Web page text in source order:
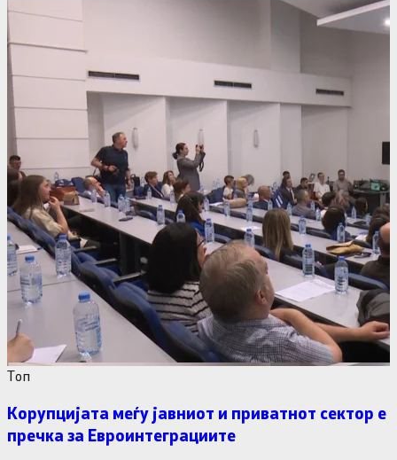
Tоп
Корупцијата меѓу јавниот и приватнот сектор е
пречка за Евроинтеграциите